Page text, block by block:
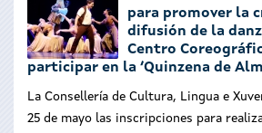
aquí
para promover la
difusión de la
Centro
participar en la ‘Quinzena de
La Consellería de Cultura, Lingua e
25 de mayo las inscripciones para